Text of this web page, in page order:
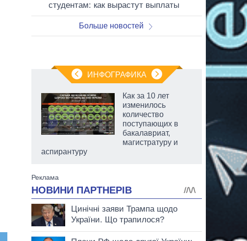
студентам: как вырастут выплаты
Больше новостей
ИНФОГРАФИКА
Как за 10 лет
изменилось
количество
поступающих в
бакалавриат,
магистратуру и
аспирантуру